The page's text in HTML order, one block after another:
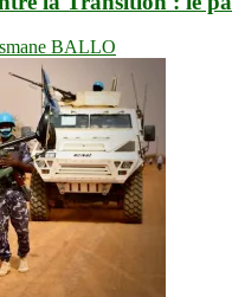
BALLO